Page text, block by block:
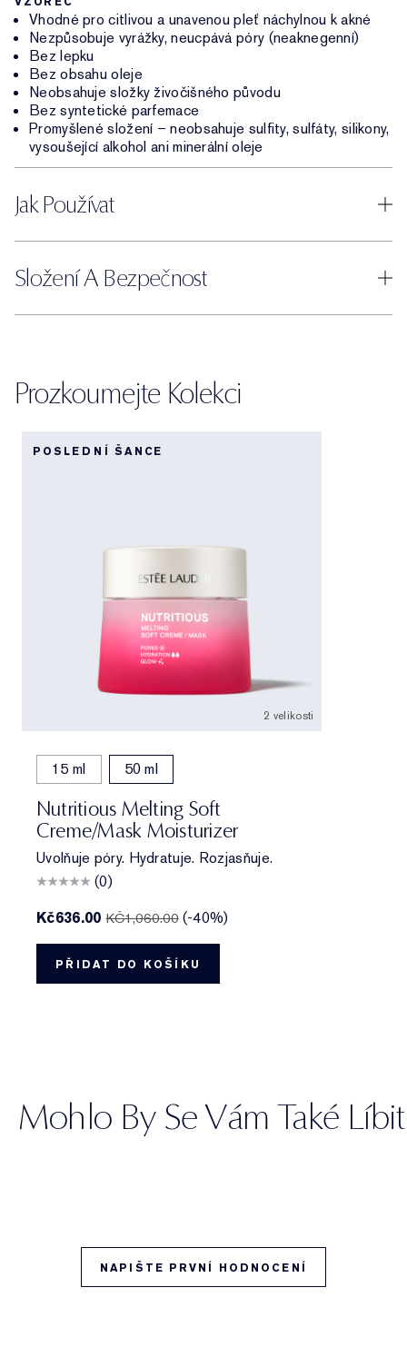
Vhodné pro citlivou a unavenou pleť náchylnou k akné
Nezpůsobuje vyrážky, neucpává póry (neaknegenní)
Bez lepku
Bez obsahu oleje
Neobsahuje složky živočišného původu
Bez syntetické parfemace
Promyšlené složení – neobsahuje sulfity, sulfáty, silikony,
vysoušející alkohol ani minerální oleje
Jak Používat
Složení A Bezpečnost
Prozkoumejte Kolekci
POSLEDNÍ ŠANCE
2 velikosti
15 ml 50 ml
Nutritious Melting Soft
Creme/Mask Moisturizer
Uvolňuje póry. Hydratuje. Rozjasňuje.
(0)
Kč636.00KČ1,060.00 (-40%)
PŘIDAT DO KOŠÍKU
Mohlo By Se Vám Také Líbit
NAPIŠTE PRVNÍ HODNOCENÍ